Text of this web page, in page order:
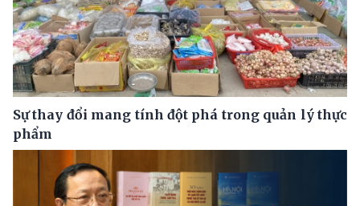
Sự thay đổi mang tính đột phá trong quản lý thực
phẩm